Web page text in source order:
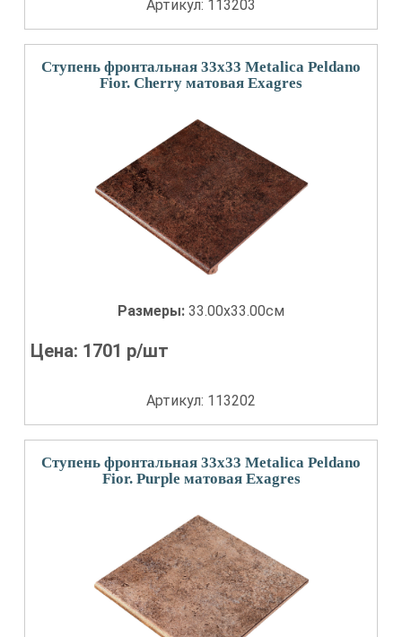
Артикул: 113203
Ступень фронтальная 33x33 Metalica Peldano
Fior. Cherry матовая Exagres
Размеры: 33.00x33.00см
Цена: 1701 р/шт
Артикул: 113202
Ступень фронтальная 33x33 Metalica Peldano
Fior. Purple матовая Exagres